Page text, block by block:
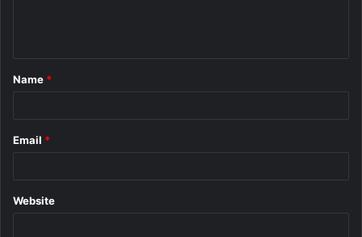
*
Name *
Email *
Website